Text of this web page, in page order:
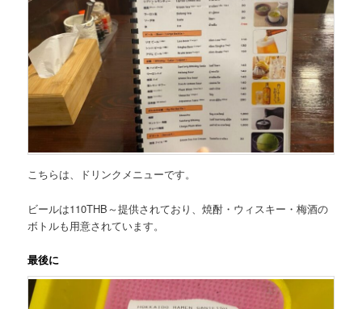
こちらは、 ドリンクメニューです。
ビールは110THB～提供されており、焼酎・ウィスキー・梅酒の
ボトルも用意されています。
最後に